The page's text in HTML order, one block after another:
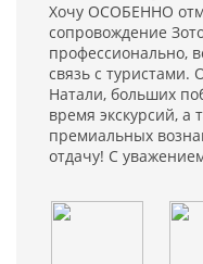
Хочу ОСОБЕННО
сопровождение
профессионально,
связь с
Натали, больших
время экскурсий, а
премиальных
отдачу! С